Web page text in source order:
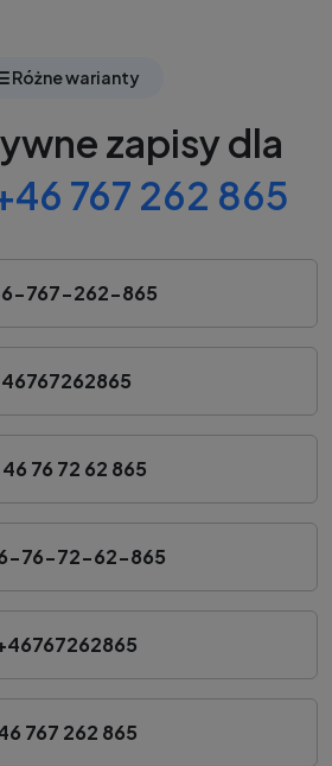
Różne warianty
zapisy dla
767 262 865
767-262-865
46767262865
46 76 72 62 865
76-72-62-865
767 262 865